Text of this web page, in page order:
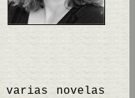
novelas